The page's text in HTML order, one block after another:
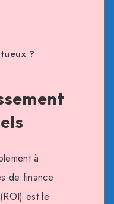
?
à
de finance
est le